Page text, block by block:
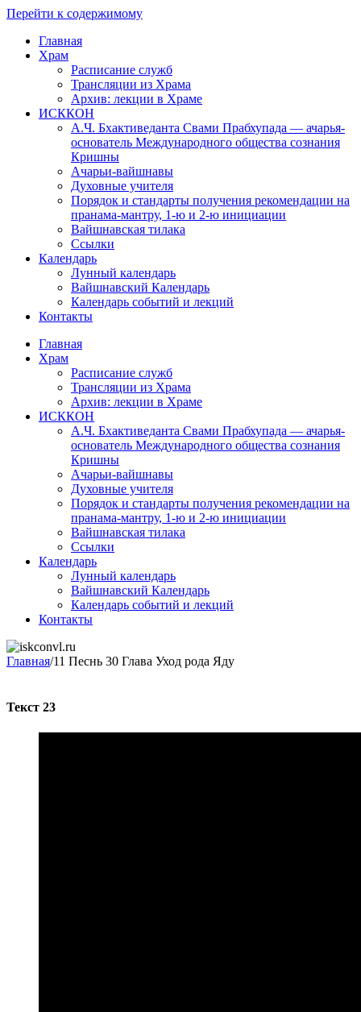
Перейти к содержимому
Главная
Храм
Расписание служб
Трансляции из Храма
Архив: лекции в Храме
ИСККОН
А.Ч. Бхактиведанта Свами Прабхупада — ачарья-
основатель Международного общества сознания
Кришны
Ачарьи-вайшнавы
Духовные учителя
Порядок и стандарты получения рекомендации на
пранама-мантру, 1-ю и 2-ю инициации
Вайшнавская тилака
Ссылки
Календарь
Лунный календарь
Вайшнавский Календарь
Календарь событий и лекций
Контакты
Главная
Храм
Расписание служб
Трансляции из Храма
Архив: лекции в Храме
ИСККОН
А.Ч. Бхактиведанта Свами Прабхупада — ачарья-
основатель Международного общества сознания
Кришны
Ачарьи-вайшнавы
Духовные учителя
Порядок и стандарты получения рекомендации на
пранама-мантру, 1-ю и 2-ю инициации
Вайшнавская тилака
Ссылки
Календарь
Лунный календарь
Вайшнавский Календарь
Календарь событий и лекций
Контакты
Главная/11 Песнь 30 Глава Уход рода Яду
Текст 23